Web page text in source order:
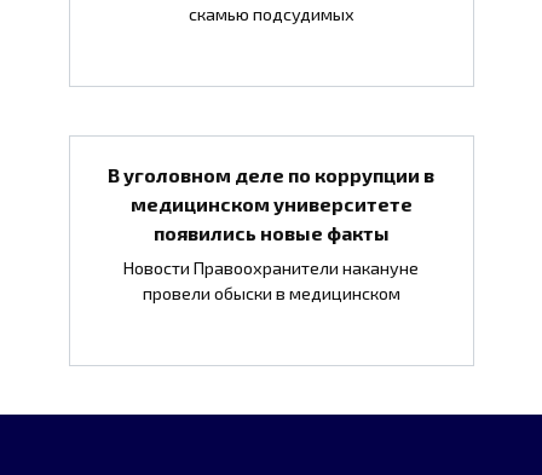
скамью подсудимых
В уголовном деле по коррупции в
медицинском университете
появились новые факты
Новости Правоохранители накануне
провели обыски в медицинском